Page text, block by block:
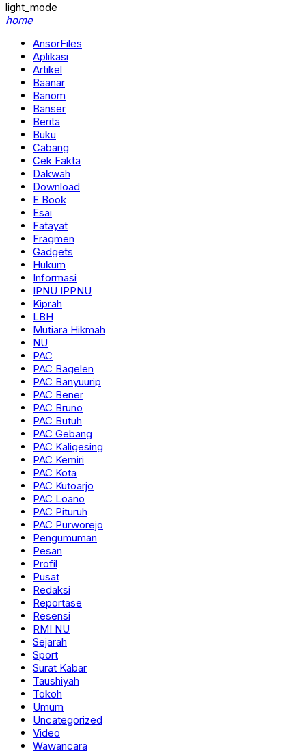
light_mode
home
AnsorFiles
Aplikasi
Artikel
Baanar
Banom
Banser
Berita
Buku
Cabang
Cek Fakta
Dakwah
Download
E Book
Esai
Fatayat
Fragmen
Gadgets
Hukum
Informasi
IPNU IPPNU
Kiprah
LBH
Mutiara Hikmah
NU
PAC
PAC Bagelen
PAC Banyuurip
PAC Bener
PAC Bruno
PAC Butuh
PAC Gebang
PAC Kaligesing
PAC Kemiri
PAC Kota
PAC Kutoarjo
PAC Loano
PAC Pituruh
PAC Purworejo
Pengumuman
Pesan
Profil
Pusat
Redaksi
Reportase
Resensi
RMI NU
Sejarah
Sport
Surat Kabar
Taushiyah
Tokoh
Umum
Uncategorized
Video
Wawancara